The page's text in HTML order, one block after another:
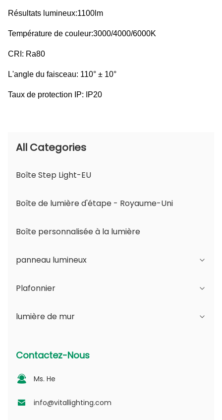
Résultats lumineux:1100lm
Température de couleur:3000/4000/6000K
CRI: Ra80
L'angle du faisceau: 110° ± 10°
Taux de protection IP: IP20
All Categories
Boîte Step Light-EU
Boîte de lumière d'étape - Royaume-Uni
Boîte personnalisée à la lumière
panneau lumineux
Série JDL
Série DSDL
Série MDL
Série NSDL
Plafonnier
Série JCL
Série photovoltaïque
Série PD
lumière de mur
ouverture variable
Série D - Plaque guide de lumière à points
Contactez-Nous
Ms. He
info@vitallighting.com